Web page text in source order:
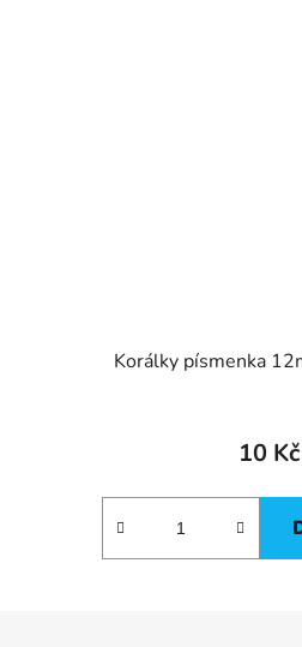
Korálky písmenka
10 Kč